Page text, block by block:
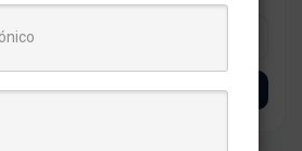
SUSCRÍBETE